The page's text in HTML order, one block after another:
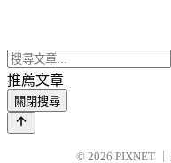
推薦文章
關閉搜尋
© 2026 PIXNET